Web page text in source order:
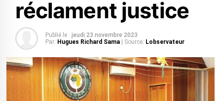
réclament justice
Publié le : jeudi 23 novembre 2023
Par: Hugues Richard Sama | Source: Lobservateur